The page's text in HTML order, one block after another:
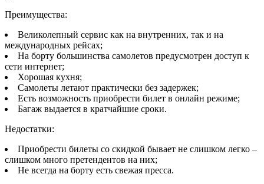
Преимущества:
Великолепный сервис как на внутренних, так и на
международных рейсах;
На борту большинства самолетов предусмотрен доступ к
сети интернет;
Хорошая кухня;
Самолеты летают практически без задержек;
Есть возможность приобрести билет в онлайн режиме;
Багаж выдается в кратчайшие сроки.
Недостатки:
Приобрести билеты со скидкой бывает не слишком легко –
слишком много претендентов на них;
Не всегда на борту есть свежая пресса.